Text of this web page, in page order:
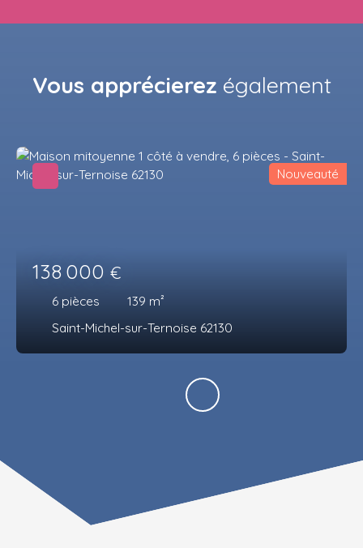
Vous apprécierez également
138 000 €
6 pièces 139 m²
Saint-Michel-sur-Ternoise 62130
Nouveauté